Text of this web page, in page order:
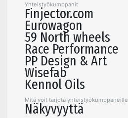
Yhteistyökumppanit
Finjector.com
Eurowagon
59 North wheels
Race Performance
PP Design & Art
Wisefab
Kennol Oils
Mitä voit tarjota yhteistyökumppaneille
Näkyvyyttä